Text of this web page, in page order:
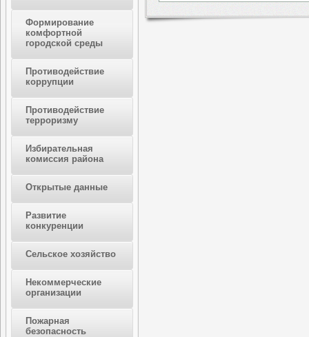
Формирование
комфортной
городской среды
Противодействие
коррупции
Противодействие
терроризму
Избирательная
комиссия района
Открытые данные
Развитие
конкуренции
Сельское хозяйство
Некоммерческие
организации
Пожарная
безопасность